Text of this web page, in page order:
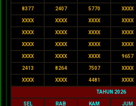
8377 2407 5770 XXXX
XXXX XXXX XXXX XXXX
XXXX XXXX XXXX XXXX
XXXX XXXX XXXX XXXX
XXXX XXXX XXXX 9657
2413 8264 7507 XXXX
XXXX XXXX 4481 XXXX
TAHUN 2026
SEL RAB KAM JUM